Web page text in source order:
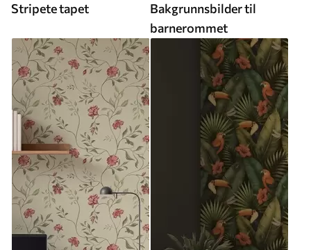
Stripete tapet
Bakgrunnsbilder til
barnerommet